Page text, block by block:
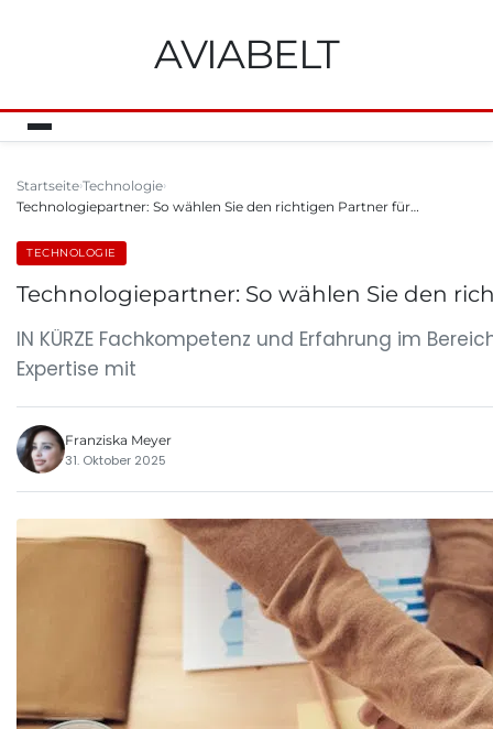
AVIABELT
Startseite Technologie
Technologiepartner: So wählen Sie den richtigen Partner für…
TECHNOLOGIE
Technologiepartner: So wählen Sie den
IN KÜRZE Fachkompetenz und Erfahrung im
Expertise mit
Franziska Meyer
31. Oktober 2025